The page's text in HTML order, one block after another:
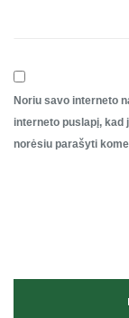
Noriu savo interneto
interneto puslapį, kad
norėsiu parašyti